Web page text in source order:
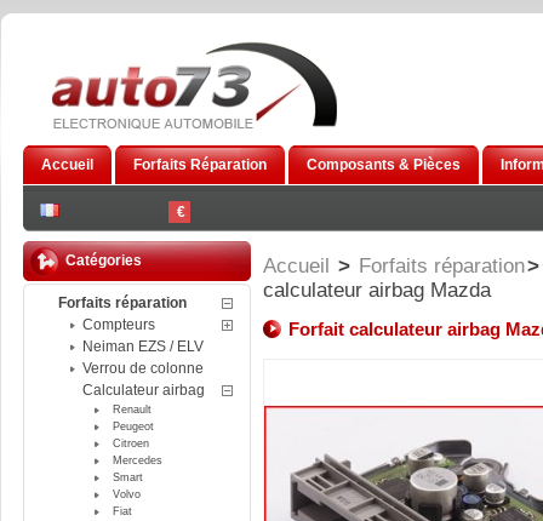
€
Accueil Forfaits Réparation Composants & Pièces
Catégories
Forfaits réparation
Compteurs
Neiman EZS / ELV
Verrou de colonne
Calculateur airbag
Renault
Peugeot
Citroen
Mercedes
Smart
Volvo
Fiat
Accueil > Forfaits réparation>
calculateur airbag Mazda
Forfait calculateur airbag